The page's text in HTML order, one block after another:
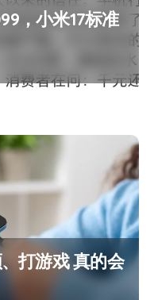
，小米17标准
打游戏 真的会